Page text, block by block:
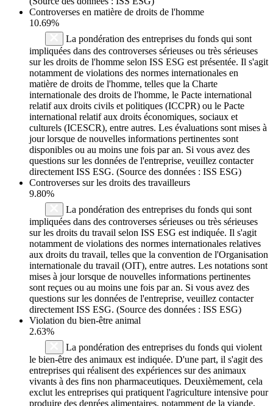
Controverses en matière de droits de l'homme
10.69%
La pondération des entreprises du fonds qui sont
impliquées dans des controverses sérieuses ou très sérieuses
sur les droits de l'homme selon ISS ESG est présentée. Il s'agit
notamment de violations des normes internationales en
matière de droits de l'homme, telles que la Charte
internationale des droits de l'homme, le Pacte international
relatif aux droits civils et politiques (ICCPR) ou le Pacte
international relatif aux droits économiques, sociaux et
culturels (ICESCR), entre autres. Les évaluations sont mises à
jour lorsque de nouvelles informations pertinentes sont
disponibles ou au moins une fois par an. Si vous avez des
questions sur les données de l'entreprise, veuillez contacter
directement ISS ESG. (Source des données : ISS ESG)
Controverses sur les droits des travailleurs
9.80%
La pondération des entreprises du fonds qui sont
impliquées dans des controverses sérieuses ou très sérieuses
sur les droits du travail selon ISS ESG est indiquée. Il s'agit
notamment de violations des normes internationales relatives
aux droits du travail, telles que la convention de l'Organisation
internationale du travail (OIT), entre autres. Les notations sont
mises à jour lorsque de nouvelles informations pertinentes
sont reçues ou au moins une fois par an. Si vous avez des
questions sur les données de l'entreprise, veuillez contacter
directement ISS ESG. (Source des données : ISS ESG)
Violation du bien-être animal
2.63%
La pondération des entreprises du fonds qui violent
le bien-être des animaux est indiquée. D'une part, il s'agit des
entreprises qui réalisent des expériences sur des animaux
vivants à des fins non pharmaceutiques. Deuxièmement, cela
exclut les entreprises qui pratiquent l'agriculture intensive pour
produire des denrées alimentaires, notamment de la viande,